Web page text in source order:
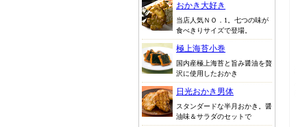
おかき大好き
当店人気ＮＯ．1。七つの味が
食べきりサイズで登場。
極上海苔小巻
国内産極上海苔と旨み醤油を贅
沢に使用したおかき
日光おかき男体
スタンダードな半月おかき。醤
油味＆サラダのセットで